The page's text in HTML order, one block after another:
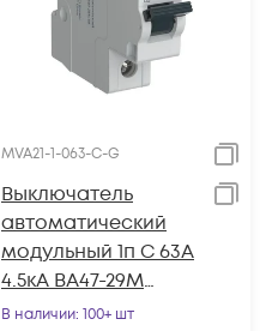
MVA21-1-063-C-G
Выключатель
автоматический
модульный 1п C 63А
4.5кА ВА47-29М
GENERICA MVA21-1-
В наличии: 100+ шт